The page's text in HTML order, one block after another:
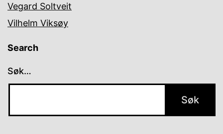
Vegard Soltveit
Vilhelm Viksøy
Search
Søk…